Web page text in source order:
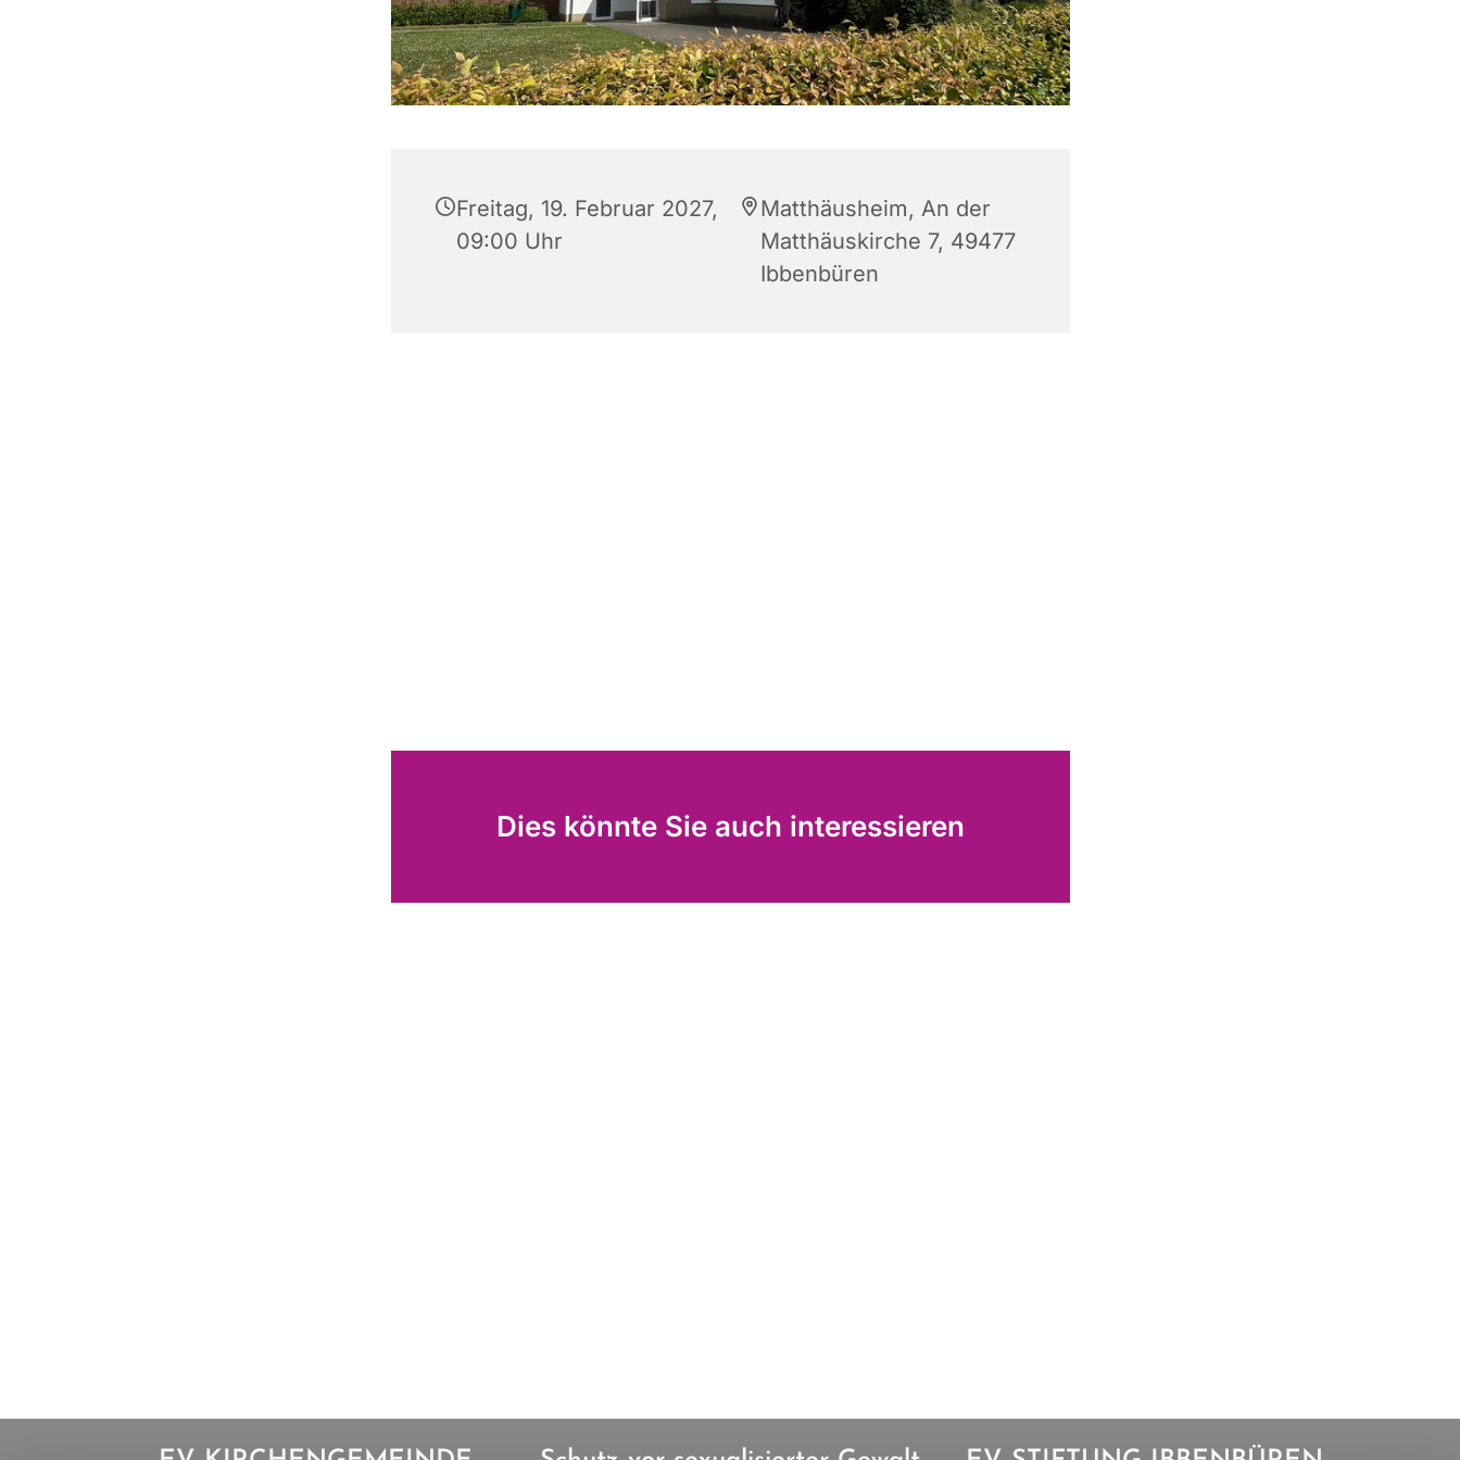
Freitag, 19. Februar 2027,
09:00 Uhr
Matthäusheim, An der
Matthäuskirche 7, 49477
Ibbenbüren
Dies könnte Sie auch interessieren